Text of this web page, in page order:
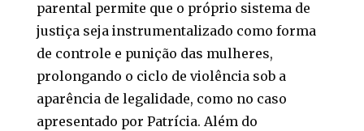
parental permite que o próprio sistema de
justiça seja instrumentalizado como forma
de controle e punição das mulheres,
prolongando o ciclo de violência sob a
aparência de legalidade, como no caso
apresentado por Patrícia. Além do